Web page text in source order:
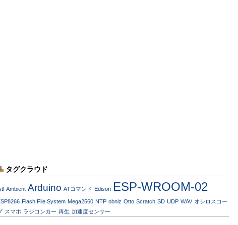
タグクラウド
Ambient Arduino ATコマンド Edison ESP-WROOM-02
Flash File System Mega2560 NTP obniz Otto Scratch SD UDP WAV オシロスコー
スマホ ラジコンカー 再生 加速度センサー